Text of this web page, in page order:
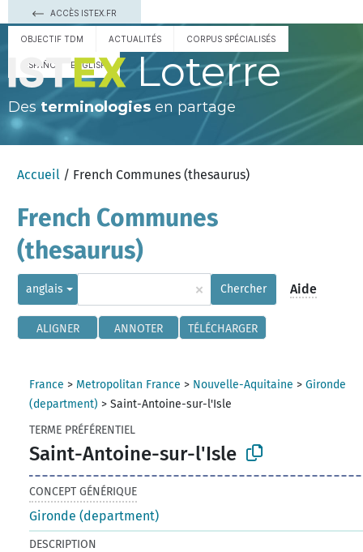
ACCÈS ISTEX.FR
OBJECTIF TDM ACTUALITÉS CORPUS SPÉCIALISÉS
ESPAÑOL ENGLISH Loterre
Des terminologies en partage
Accueil / French Communes (thesaurus)
French Communes
(thesaurus)
anglais × Chercher Aide
ALIGNER ANNOTER TÉLÉCHARGER
France > Metropolitan France > Nouvelle-Aquitaine >Gironde
(department) >Saint-Antoine-sur-l'Isle
TERME PRÉFÉRENTIEL
Saint-Antoine-sur-l'Isle
CONCEPT GÉNÉRIQUE
Gironde (department)
DESCRIPTION